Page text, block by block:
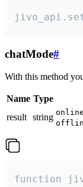
chatMode#
With this method
Name Type
result string online
function